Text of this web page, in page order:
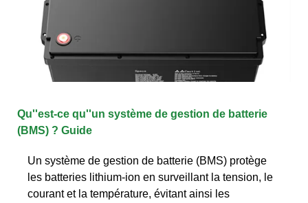
Qu''est-ce qu''un système de gestion de batterie
(BMS) ? Guide
Un système de gestion de batterie (BMS) protège
les batteries lithium-ion en surveillant la tension, le
courant et la température, évitant ainsi les